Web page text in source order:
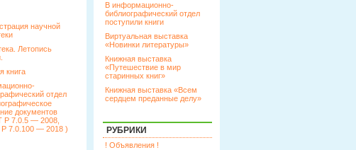
научной
Летопись
книга
отдел
документов
Р 7.0.5 — 2008,
7.0.100 — 2018 )
В информационно-
библиографический отдел
поступили книги
Виртуальная выставка
«Новинки литературы»
Книжная выставка
«Путешествие в мир
старинных книг»
Книжная выставка «Всем
сердцем преданные делу»
РУБРИКИ
! Объявления !